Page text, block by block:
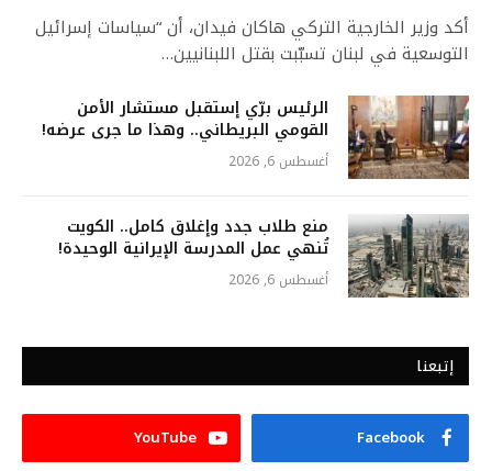
أكد وزير الخارجية التركي هاكان فيدان، أن “سياسات إسرائيل
التوسعية في لبنان تسبّبت بقتل اللبنانيين…
الرئيس برّي إستقبل مستشار الأمن
القومي البريطاني.. وهذا ما جرى عرضه!
أغسطس 6, 2026
منع طلاب جدد وإغلاق كامل.. الكويت
تُنهي عمل المدرسة الإيرانية الوحيدة!
أغسطس 6, 2026
إتبعنا
Facebook
YouTube